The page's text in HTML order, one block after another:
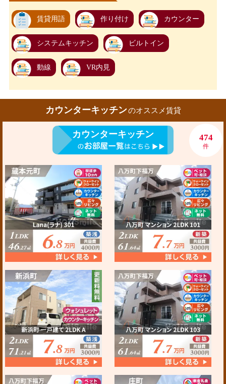
賃貸用語 作り付け カウンター
システムキッチン ビルトイン
動線 VR内見
カウンターキッチンのオススメ賃貸
カウンターキッチン 474
件